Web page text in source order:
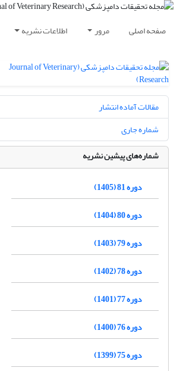
صفحه اصلی مرور اطلاعات نشریه
مقالات آماده انتشار
شماره جاری
شماره‌های پیشین نشریه
دوره 81 (1405)
دوره 80 (1404)
دوره 79 (1403)
دوره 78 (1402)
دوره 77 (1401)
دوره 76 (1400)
دوره 75 (1399)